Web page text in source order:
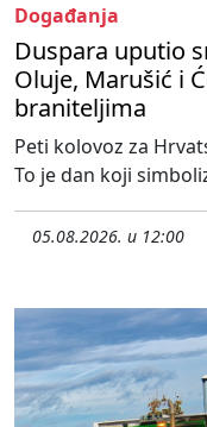
Događanja
Duspara uputio
Oluje, Marušić i
braniteljima
Peti kolovoz za
To je dan koji
05.08.2026. u 12:00